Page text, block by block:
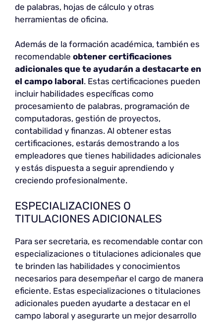
de palabras, hojas de cálculo y otras
herramientas de oficina.
Además de la formación académica, también es
recomendable obtener certificaciones
adicionales que te ayudarán a destacarte en
el campo laboral. Estas certificaciones pueden
incluir habilidades específicas como
procesamiento de palabras, programación de
computadoras, gestión de proyectos,
contabilidad y finanzas. Al obtener estas
certificaciones, estarás demostrando a los
empleadores que tienes habilidades adicionales
y estás dispuesta a seguir aprendiendo y
creciendo profesionalmente.
ESPECIALIZACIONES O
TITULACIONES ADICIONALES
Para ser secretaria, es recomendable contar con
especializaciones o titulaciones adicionales que
te brinden las habilidades y conocimientos
necesarios para desempeñar el cargo de manera
eficiente. Estas especializaciones o titulaciones
adicionales pueden ayudarte a destacar en el
campo laboral y asegurarte un mejor desarrollo